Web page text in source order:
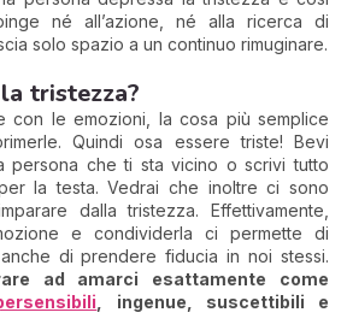
né all’azione, né alla ricerca di
solo spazio a un continuo rimuginare.
tristezza?
con le emozioni, la cosa più semplice
Quindi osa essere triste! Bevi
persona che ti sta vicino o scrivi tutto
la testa. Vedrai che inoltre ci sono
dalla tristezza. Effettivamente,
e condividerla ci permette di
di prendere fiducia in noi stessi.
ad amarci esattamente come
, ingenue, suscettibili e